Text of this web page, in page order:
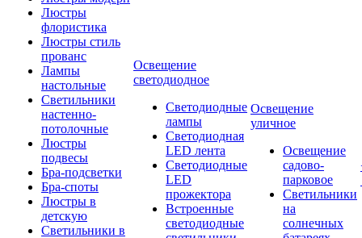
Люстры
флористика
Люстры стиль
прованс
Лампы
настольные
Светильники
настенно-
потолочные
Люстры
подвесы
Бра-подсветки
Бра-споты
Люстры в
детскую
Светильники в
Освещение
светодиодное
Светодиодные
лампы
Светодиодная
LED лента
Светодиодные
LED
прожектора
Встроенные
светодиодные
Освещение
уличное
Освещение
садово-
парковое
Светильники
на
солнечных